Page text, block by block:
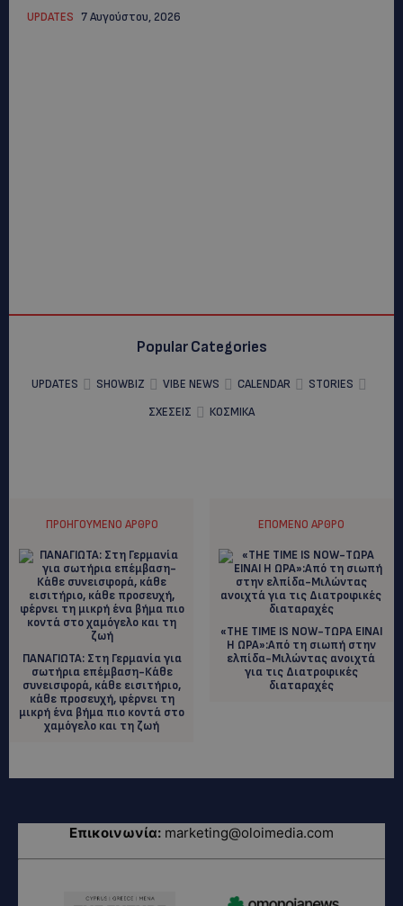
UPDATES 7 Αυγούστου, 2026
Popular Categories
UPDATES SHOWBIZ VIBE NEWS CALENDAR
STORIES
ΣΧΕΣΕΙΣ
ΚΟΣΜΙΚΑ
ΠΡΟΗΓΟΎΜΕΝΟ ΆΡΘΡΟ
ΠΑΝΑΓΙΩΤΑ: Στη Γερμανία για
σωτήρια επέμβαση-Κάθε
συνεισφορά, κάθε εισιτήριο,
κάθε προσευχή, φέρνει τη
μικρή ένα βήμα πιο κοντά στο
χαμόγελο και τη ζωή
ΕΠΌΜΕΝΟ ΆΡΘΡΟ
«THE TIME IS NOW-ΤΩΡΑ ΕΙΝΑΙ
Η ΩΡΑ»:Από τη σιωπή στην
ελπίδα-Μιλώντας ανοιχτά
για τις Διατροφικές
διαταραχές
Επικοινωνία: marketing@oloimedia.com